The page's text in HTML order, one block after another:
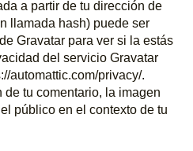
a partir de tu dirección de
llamada hash) puede ser
Gravatar para ver si la estás
del servicio Gravatar
automattic.com/privacy/.
tu comentario, la imagen
público en el contexto de tu